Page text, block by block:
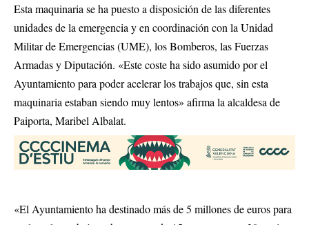
Esta maquinaria se ha puesto a disposición de las diferentes
unidades de la emergencia y en coordinación con la Unidad
Militar de Emergencias (UME), los Bomberos, las Fuerzas
Armadas y Diputación. «Este coste ha sido asumido por el
Ayuntamiento para poder acelerar los trabajos que, sin esta
maquinaria estaban siendo muy lentos» afirma la alcaldesa de
Paiporta, Maribel Albalat.
«El Ayuntamiento ha destinado más de 5 millones de euros para